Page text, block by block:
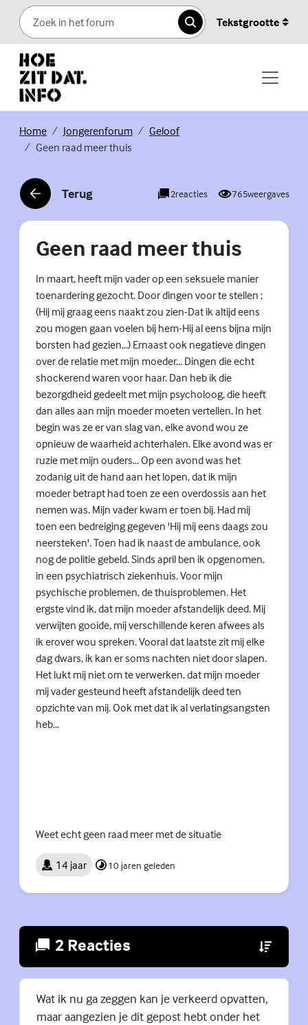
Skip to content
Zoeken
Tekstgrootte
Home(Externe link)
Jongerenforum(Externe link)
Geloof(Externe link)
Geen raad meer thuis
Terug
(Externe link) 2reacties 765weergaves
Geen raad meer thuis
In maart, heeft mijn vader op een seksuele manier
toenardering gezocht. Door dingen voor te stellen ;
(Hij mij graag eens naakt zou zien-Dat ik altijd eens
zou mogen gaan voelen bij hem-Hij al eens bijna mijn
borsten had gezien,..) Ernaast ook negatieve dingen
over de relatie met mijn moeder... Dingen die echt
shockerend waren voor haar. Dan heb ik die
bezorgdheid gedeelt met mijn psycholoog, die heeft
dan alles aan mijn moeder moeten vertellen. In het
begin was ze er van slag van, elke avond wou ze
opnieuw de waarheid achterhalen. Elke avond was er
ruzie met mijn ouders... Op een avond was het
zodanig uit de hand aan het lopen, dat ik mijn
moeder betrapt had toen ze een overdossis aan het
nemen was. Mijn vader kwam er toen bij. Had mij
toen een bedreiging gegeven 'Hij mij eens daags zou
neersteken'. Toen had ik naast de ambulance, ook
nog de politie gebeld. Sinds april ben ik opgenomen,
in een psychiatrisch ziekenhuis. Voor mijn
psychische problemen, de thuisproblemen. Het
ergste vind ik, dat mijn moeder afstandelijk deed. Mij
verwijten gooide, mij verschillende keren afwees als
ik erover wou spreken. Vooral dat laatste zit mij elke
dag dwars, ik kan er soms nachten niet door slapen.
Het lukt mij niet om te verwerken, dat mijn moeder
mij vader gesteund heeft afstandelijk deed ten
opzichte van mij. Ook met dat ik al verlatingsangsten
heb...
Weet echt geen raad meer met de situatie
14 jaar 10 jaren geleden
2 Reacties (Externe
Wat ik nu ga zeggen kan je verkeerd opvatten,
maar aangezien je dit gepost hebt onder het